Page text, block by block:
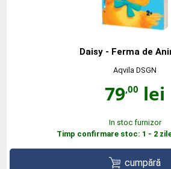
Daisy - Ferma de
Aqvila DSGN
79,00 lei
In stoc furnizor
Timp confirmare stoc: 1 - 2
cumpără